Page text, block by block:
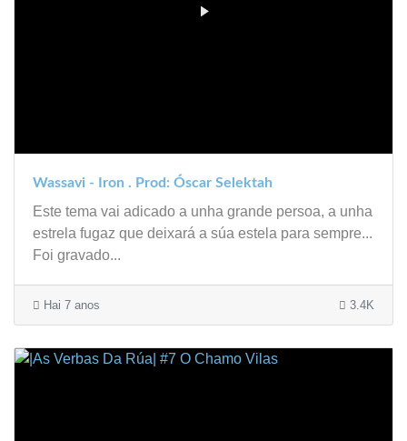
Wassavi - Iron . Prod: Óscar Selektah
Este tema vai adicado a unha grande persoa, a unha
estrela fugaz que deixará a súa estela para sempre...
Foi gravado...
Hai 7 anos 3.4K